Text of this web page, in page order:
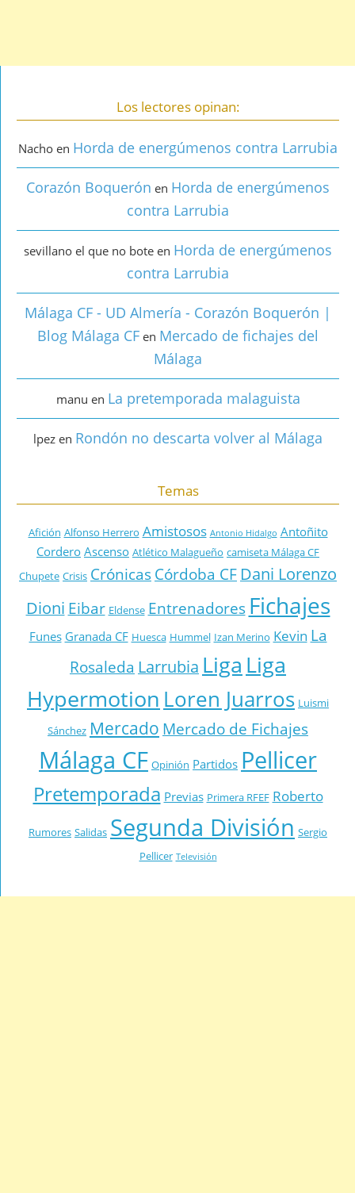
Los lectores opinan:
Nacho en Horda de energúmenos contra Larrubia
Corazón Boquerón en Horda de energúmenos
contra Larrubia
sevillano el que no bote en Horda de energúmenos
contra Larrubia
Málaga CF - UD Almería - Corazón Boquerón |
Blog Málaga CF en Mercado de fichajes del
Málaga
manu en La pretemporada malaguista
lpez en Rondón no descarta volver al Málaga
Temas
Afición Alfonso Herrero Amistosos Antonio Hidalgo Antoñito
CorderoAscenso Atlético Malagueño camiseta Málaga CF
Chupete Crisis Crónicas Córdoba CF Dani Lorenzo
Dioni Eibar Eldense Entrenadores Fichajes
Funes Granada CF Huesca Hummel Izan Merino Kevin La
Rosaleda Larrubia Liga Liga
Hypermotion Loren Juarros Luismi
Sánchez Mercado Mercado de Fichajes
Málaga CF Opinión Partidos Pellicer
Pretemporada Previas Primera RFEF Roberto
Rumores Salidas Segunda División Sergio
Pellicer Televisión